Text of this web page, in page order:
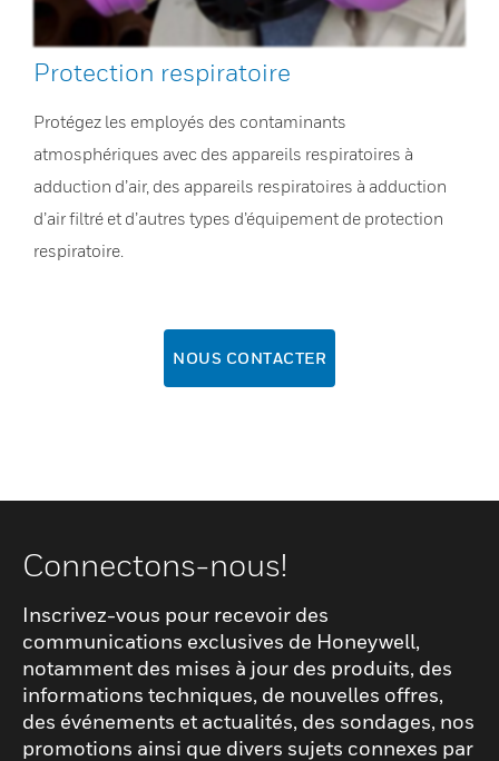
Protection respiratoire
Protégez les employés des contaminants
atmosphériques avec des appareils respiratoires à
adduction d’air, des appareils respiratoires à adduction
d’air filtré et d’autres types d’équipement de protection
respiratoire.
NOUS CONTACTER
Connectons-nous!
Inscrivez-vous pour recevoir des
communications exclusives de Honeywell,
notamment des mises à jour des produits, des
informations techniques, de nouvelles offres,
des événements et actualités, des sondages, nos
promotions ainsi que divers sujets connexes par